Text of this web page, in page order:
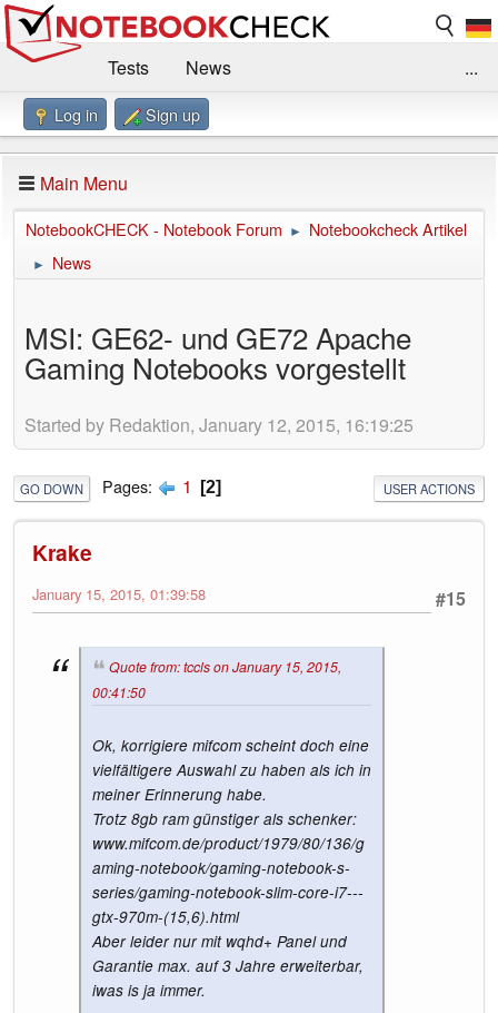
Tests
News
Benchmarks / Technik
Forum
Impressum
...
Log in Sign up
Main Menu
NotebookCHECK - Notebook Forum ► Notebookcheck Artikel
► News
MSI: GE62- und GE72 Apache
Gaming Notebooks vorgestellt
Started by Redaktion, January 12, 2015, 16:19:25
GO DOWN Pages 1 2 USER ACTIONS
Krake
#15
January 15, 2015, 01:39:58
Quote from: tccls on January 15, 2015,
00:41:50
Ok, korrigiere mifcom scheint doch eine
vielfältigere Auswahl zu haben als ich in
meiner Erinnerung habe.
Trotz 8gb ram günstiger als schenker:
www.mifcom.de/product/1979/80/136/g
aming-notebook/gaming-notebook-s-
series/gaming-notebook-slim-core-i7---
gtx-970m-(15,6).html
Aber leider nur mit wqhd+ Panel und
Garantie max. auf 3 Jahre erweiterbar,
iwas is ja immer.